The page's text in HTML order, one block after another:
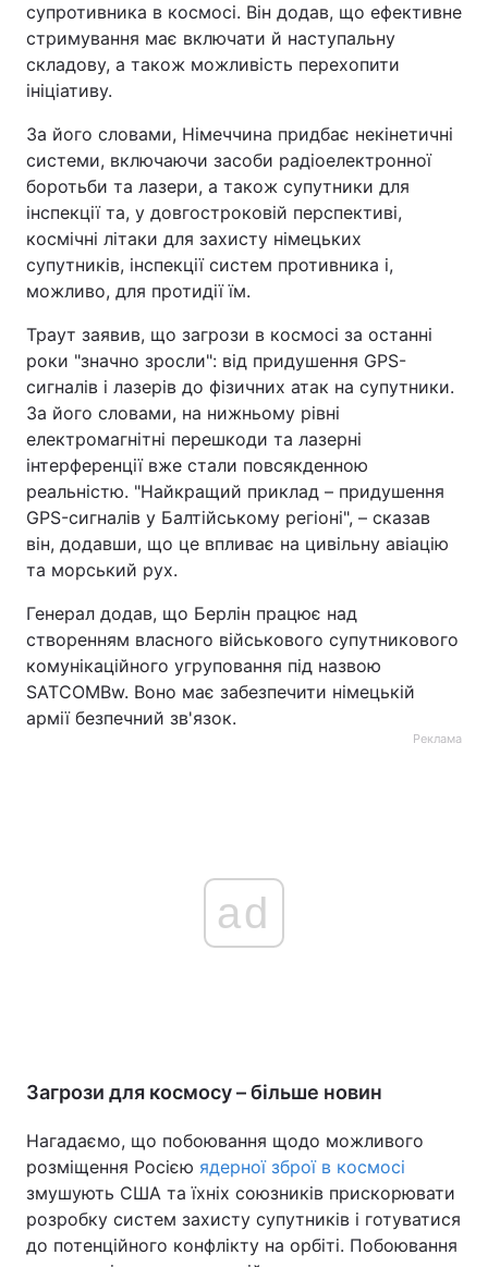
супротивника в космосі. Він додав, що ефективне
стримування має включати й наступальну
складову, а також можливість перехопити
ініціативу.
За його словами, Німеччина придбає некінетичні
системи, включаючи засоби радіоелектронної
боротьби та лазери, а також супутники для
інспекції та, у довгостроковій перспективі,
космічні літаки для захисту німецьких
супутників, інспекції систем противника і,
можливо, для протидії їм.
Траут заявив, що загрози в космосі за останні
роки "значно зросли": від придушення GPS-
сигналів і лазерів до фізичних атак на супутники.
За його словами, на нижньому рівні
електромагнітні перешкоди та лазерні
інтерференції вже стали повсякденною
реальністю. "Найкращий приклад – придушення
GPS-сигналів у Балтійському регіоні", – сказав
він, додавши, що це впливає на цивільну авіацію
та морський рух.
Генерал додав, що Берлін працює над
створенням власного військового супутникового
комунікаційного угруповання під назвою
SATCOMBw. Воно має забезпечити німецькій
армії безпечний зв'язок.
Реклама
ad
Загрози для космосу – більше новин
Нагадаємо, що побоювання щодо можливого
розміщення Росією ядерної зброї в космосі
змушують США та їхніх союзників прискорювати
розробку систем захисту супутників і готуватися
до потенційного конфлікту на орбіті. Побоювання